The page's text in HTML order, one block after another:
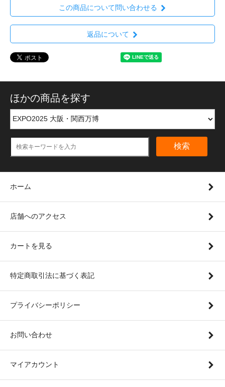
この商品について問い合わせる
返品について
ほかの商品を探す
検索
ホーム
店舗へのアクセス
カートを見る
特定商取引法に基づく表記
プライバシーポリシー
お問い合わせ
マイアカウント